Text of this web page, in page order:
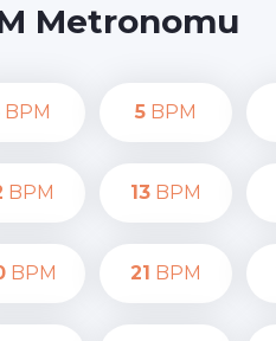
Metronomu
BPM 5 BPM
BPM 13 BPM
BPM 21 BPM